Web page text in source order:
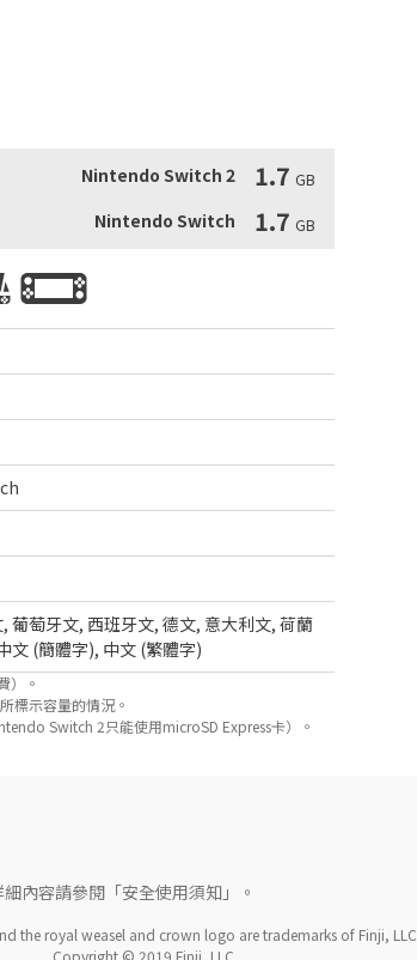
Nintendo Switch 2 1.7 GB
Nintendo Switch 1.7 GB
,葡萄牙文,西班牙文,德文, 意大利文,荷蘭
文 (簡體字), 中文 (繁體字)
）。
標示容量的情況。
Switch 2只能使用microSD Express卡）。
內容請參閱「安全使用須知」。
the royal weasel and crown logo are trademarks of Finji, LLC
Copyright © 2019 Finji, LLC